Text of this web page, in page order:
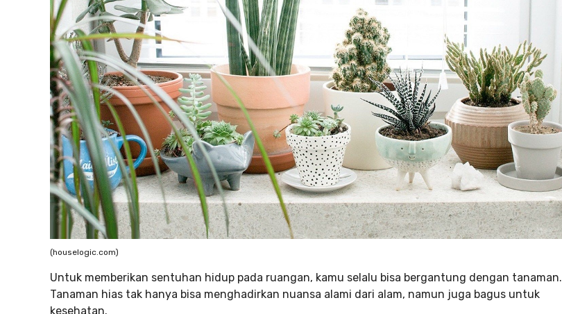
(houselogic.com)
Untuk memberikan sentuhan hidup pada ruangan, kamu selalu bisa bergantung dengan tanaman.
Tanaman hias tak hanya bisa menghadirkan nuansa alami dari alam, namun juga bagus untuk
kesehatan.